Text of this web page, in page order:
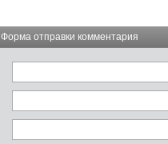
Форма отправки комментария